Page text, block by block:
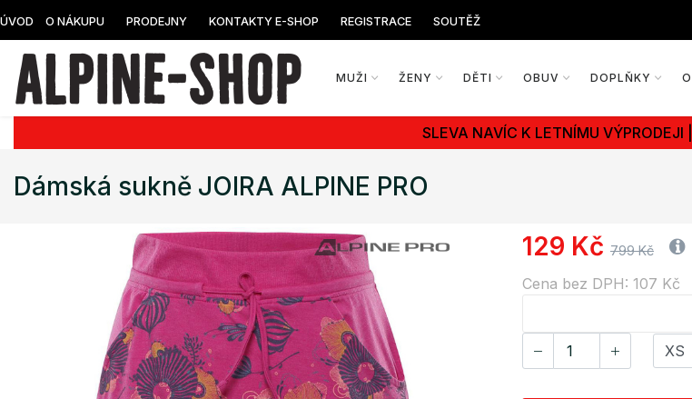
ÚVOD O NÁKUPU PRODEJNY KONTAKTY E-SHOP REGISTRACE SOUTĚŽ
MUŽI ŽENY DĚTI OBUV DOPLŇKY
SLEVA NAVÍC K LETNÍMU VÝPRODEJI
Dámská sukně JOIRA ALPINE PRO
129 Kč 799 Kč
Cena bez DPH: 107 Kč